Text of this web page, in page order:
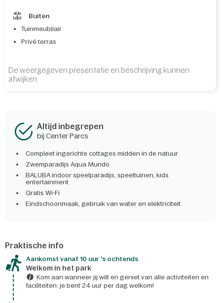
Buiten
Tuinmeubilair
Privé terras
De weergegeven presentatie en beschrijving kunnen
afwijken
Altijd inbegrepen
bij Center Parcs
Compleet ingerichte cottages midden in de natuur
Zwemparadijs Aqua Mundo
BALUBA indoor speelparadijs, speeltuinen, kids
entertainment
Gratis Wi-Fi
Eindschoonmaak, gebruik van water en elektriciteit
Praktische info
Aankomst vanaf 10 uur 's ochtends
Welkom in het park
Kom aan wanneer jij wilt en geniet van alle activiteiten en
faciliteiten: je bent 24 uur per dag welkom!